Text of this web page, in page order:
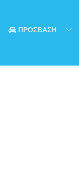
ΠΡΟΣΒΑΣΗ